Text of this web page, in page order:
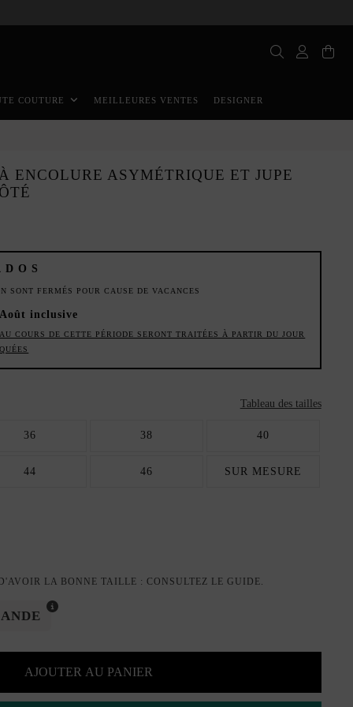
COUTURE MEILLEURES VENTES DESIGNER
ENCOLURE ASYMÉTRIQUE ET JUPE
SONT FERMÉS POUR CAUSE DE VACANCES
inclusive
COURS DE CETTE PÉRIODE SERONT TRAITÉES À PARTIR DU JOUR
Tableau des tailles
36 38 40
44 46 SUR MESURE
LA BONNE TAILLE : CONSULTEZ LE GUIDE.
AJOUTER AU PANIER